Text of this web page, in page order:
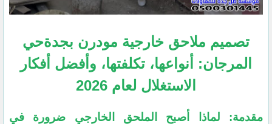
تصميم ملاحق خارجية مودرن بجدةحي
المرجان: أنواعها، تكلفتها، وأفضل أفكار
الاستغلال لعام 2026
​مقدمة: لماذا أصبح الملحق الخارجي ضرورة في